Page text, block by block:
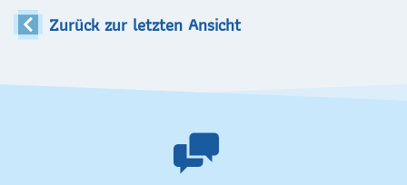
Zurück zur letzten Ansicht